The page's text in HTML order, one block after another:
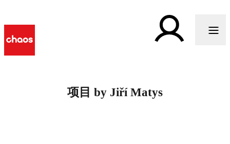
项目 by Jiří Matys